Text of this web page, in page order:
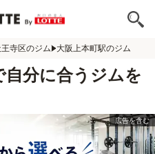
寺区のジム 大阪上本町駅のジム
自分に合うジムを